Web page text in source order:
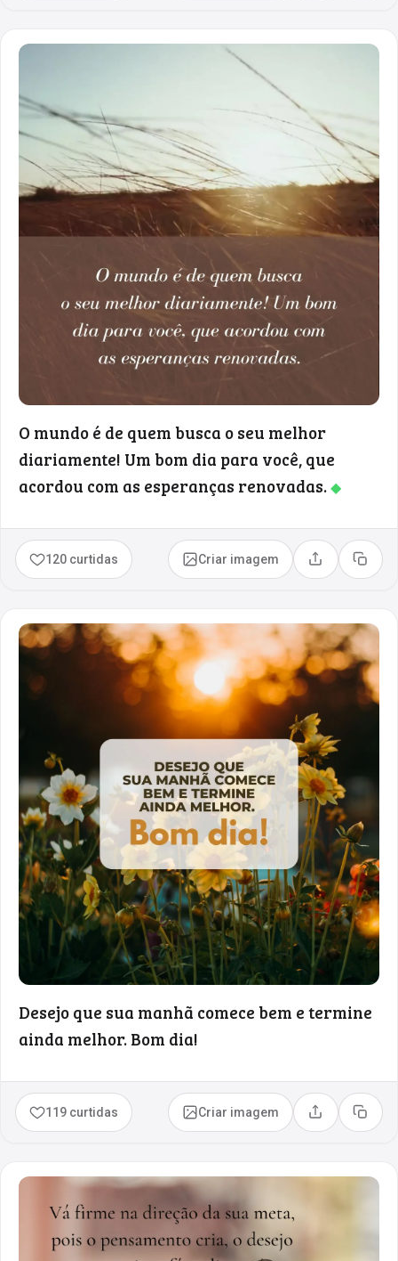
O mundo é de quem busca o seu melhor
diariamente! Um bom dia para você, que
acordou com as esperanças renovadas.◆
120 curtidas Criar imagem Compartilhar
Copiar
Desejo que sua manhã comece bem e termine
ainda melhor. Bom dia!
119 curtidas Criar imagem Compartilhar
Copiar